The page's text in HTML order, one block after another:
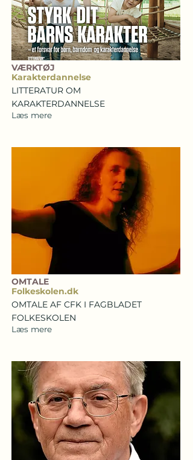
VÆRKTØJ
Karakterdannelse
LITTERATUR OM
KARAKTERDANNELSE
Læs mere
OMTALE
Folkeskolen.dk
OMTALE AF CFK I FAGBLADET
FOLKESKOLEN
Læs mere